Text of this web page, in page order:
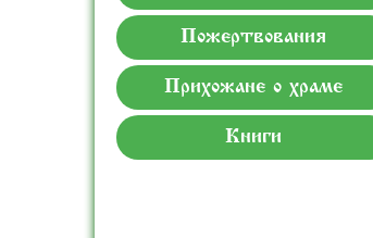
Пожертвования
Прихожане о храме
Книги